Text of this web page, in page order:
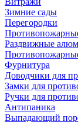
Зимние сады
Перегородки
Раздвижные
Фурнитура
Доводчики для
Замки для
Ручки для
Антипаника
Выпадающий